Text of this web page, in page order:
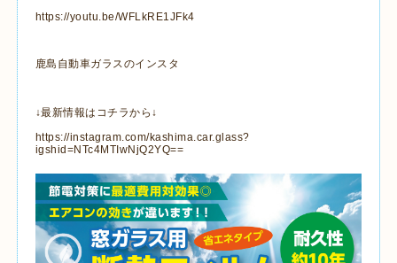
https://youtu.be/WFLkRE1JFk4
鹿島自動車ガラスのインスタ
↓最新情報はコチラから↓
https://instagram.com/kashima.car.glass?
igshid=NTc4MTIwNjQ2YQ==